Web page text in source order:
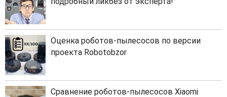
Оценка роботов-пылесосов по версии
проекта Robotobzor
Сравнение роботов-пылесосов Xiaomi